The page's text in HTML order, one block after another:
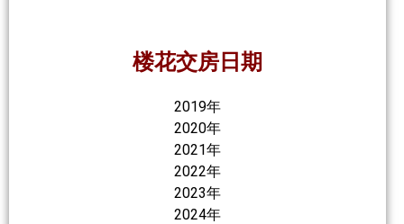
楼花交房日期
2019年
2020年
2021年
2022年
2023年
2024年